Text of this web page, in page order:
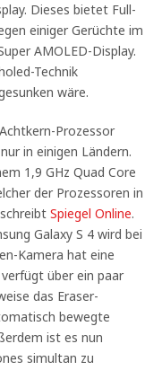
Dieses bietet Full-
einiger Gerüchte im
AMOLED-Display.
Technik
wäre.
Prozessor
in einigen Ländern.
1,9 GHz Quad Core
der Prozessoren in
Spiegel Online.
Galaxy S 4 wird bei
Kamera hat eine
über ein paar
das Eraser-
bewegte
ist es nun
simultan zu